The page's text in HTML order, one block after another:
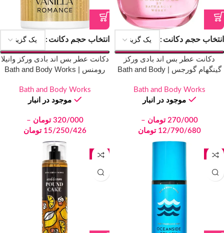
انتخاب حجم دکانت
دکانت عطر بس اند بادی ورکز
گینگهام گورجس | Bath and Body
Bath and Body Works
موجود در انبار
270/000 تومان –
12/790/680 تومان
انتخاب حجم دکانت
دکانت عطر بس اند بادی ورکز وانیلا
رومنس | Bath and Body Works
Bath and Body Works
موجود در انبار
320/000 تومان –
15/250/426 تومان
جدید جدید